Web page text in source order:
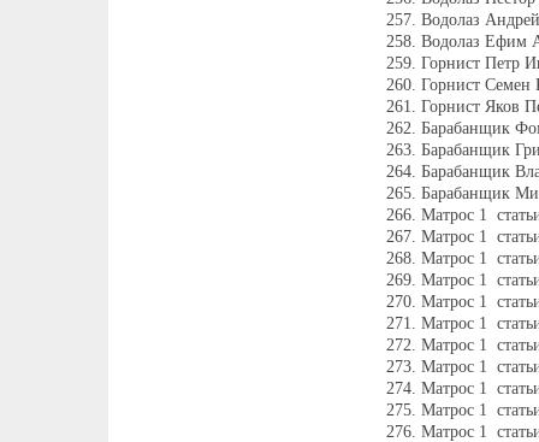
Водолаз
Водолаз Ефим
Горнист Петр
Горнист Семен
Горнист Яков
Барабанщик
Барабанщик
Барабанщик
Барабанщик
Матрос 1
Матрос 1
Матрос 1
Матрос 1
Матрос 1
Матрос 1
Матрос 1
Матрос 1
Матрос 1
Матрос 1
Матрос 1